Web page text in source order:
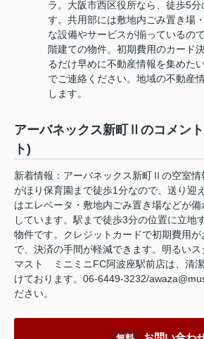
ラ。大阪市西区役所なら、徒歩5
す。共用部には敷地内ごみ置き場
な設備やサービスが揃っているの
階建ての物件。初期費用のカード
るだけ早めに不動産情報を集めた
でご連絡ください。地域の不動産
します。
アーバネックス新町Ⅱのコメン
ト)
新着情報：アーバネックス新町Ⅱの空室情
がほり保育園まで徒歩1分なので、送り迎
はエレベータ・敷地内ごみ置き場などが
しています。駅まで徒歩3分の位置に立地
物件です。クレジットカードで初期費用
で、決済の手間が軽減できます。明るいス
マスト ミニミニFC阿波座駅前店は、清
けております。06-6449-3232/
ださい。